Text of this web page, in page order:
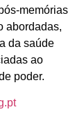
memórias
abordadas,
da saúde
ao
poder.